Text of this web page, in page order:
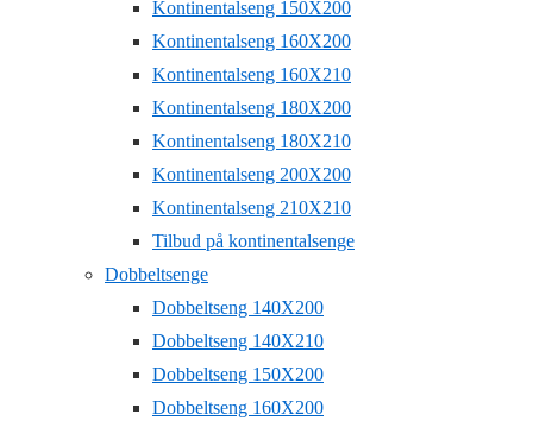
Kontinentalseng 150X200
Kontinentalseng 160X200
Kontinentalseng 160X210
Kontinentalseng 180X200
Kontinentalseng 180X210
Kontinentalseng 200X200
Kontinentalseng 210X210
Tilbud på kontinentalsenge
Dobbeltsenge
Dobbeltseng 140X200
Dobbeltseng 140X210
Dobbeltseng 150X200
Dobbeltseng 160X200